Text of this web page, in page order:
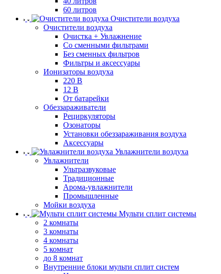
60 литров
Очистители воздуха
Очистители воздуха
Очистка + Увлажнение
Cо сменными фильтрами
Без сменных фильтров
Фильтры и аксессуары
Ионизаторы воздуха
220 В
12 В
От батарейки
Обеззараживатели
Рециркуляторы
Озонаторы
Установки обеззараживания воздуха
Аксессуары
Увлажнители воздуха
Увлажнители
Ультразвуковые
Традиционные
Арома-увлажнители
Промышленные
Мойки воздуха
Мульти сплит системы
2 комнаты
3 комнаты
4 комнаты
5 комнат
до 8 комнат
Внутренние блоки мульти сплит систем